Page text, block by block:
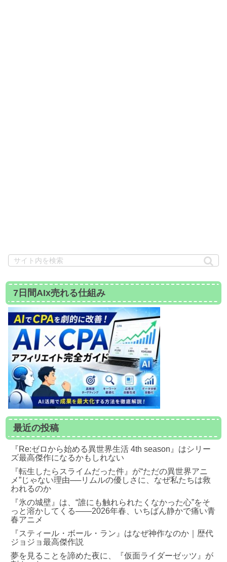
7日間AIx売れる仕組み
最近の投稿
『Re:ゼロから始める異世界生活 4th season』はシリー
ズ最高傑作になるかもしれない
『転生したらスライムだった件』が“ただの異世界アニ
メ”じゃない理由──リムルの優しさに、なぜ私たちは救
われるのか
『氷の城壁』は、“誰にも触れられたくなかった心”をそ
っと溶かしてくる――2026年春、いちばん静かで痛い青
春アニメ
『スティール・ボール・ラン』はなぜ神作なのか｜歴代
ジョジョ最高傑作説
夢を見ることを諦めた夜に、『仮面ライダーゼッツ』が